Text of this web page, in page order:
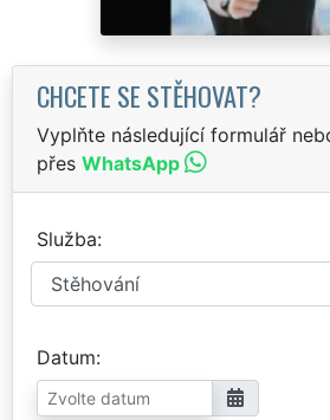
CHCETE SE STĚHOVAT?
Vyplňte následující formulář
přes WhatsApp
Služba
Datum